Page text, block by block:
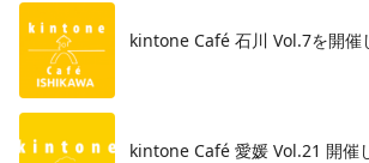
​kintone Café 石川 Vol.7を開催
kintone Café 愛媛 Vol.21 開催